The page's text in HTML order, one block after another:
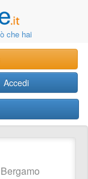
che hai
Accedi